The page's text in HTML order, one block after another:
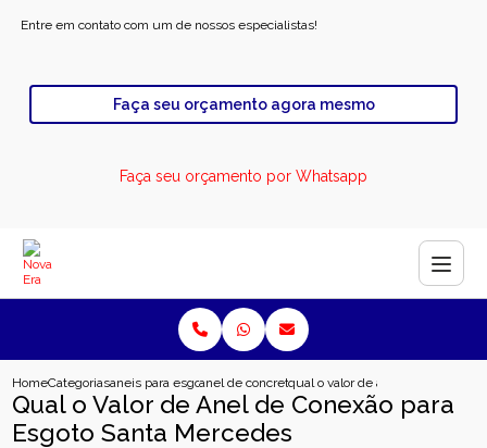
Entre em contato com um de nossos especialistas!
Faça seu orçamento agora mesmo
Faça seu orçamento por Whatsapp
HomeCategoriasaneis para esgotoanel de concreto para esgotoqual o valor de anel de conexao
Qual o Valor de Anel de Conexão para
Esgoto Santa Mercedes